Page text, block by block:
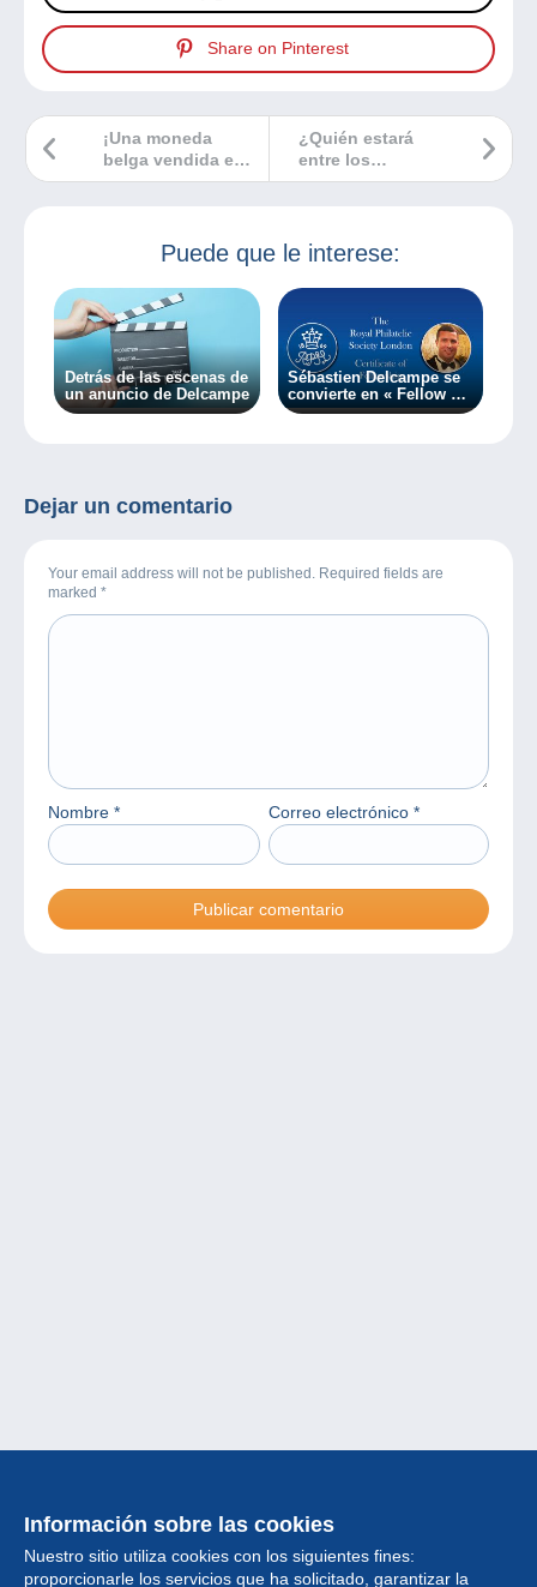
Share on Pinterest
¿Quién estará
entre los
filatelistas más
¡Una moneda
belga vendida en
Delcampe por más
Puede que le interese:
Detrás de las escenas de
un anuncio de Delcampe
Sébastien Delcampe se
convierte en « Fellow »
de la Royal Philatelic
Dejar un comentario
Your email address will not be published. Required fields are
marked *
Nombre * Correo electrónico *
Información sobre las cookies
Nuestro sitio utiliza cookies con los siguientes fines:
proporcionarle los servicios que ha solicitado, garantizar la